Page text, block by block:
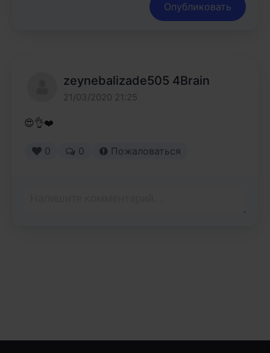
Опубликовать
zeynebalizade505 4Brain
21/03/2020 21:25
😍👌❤️
0 0 Пожаловаться